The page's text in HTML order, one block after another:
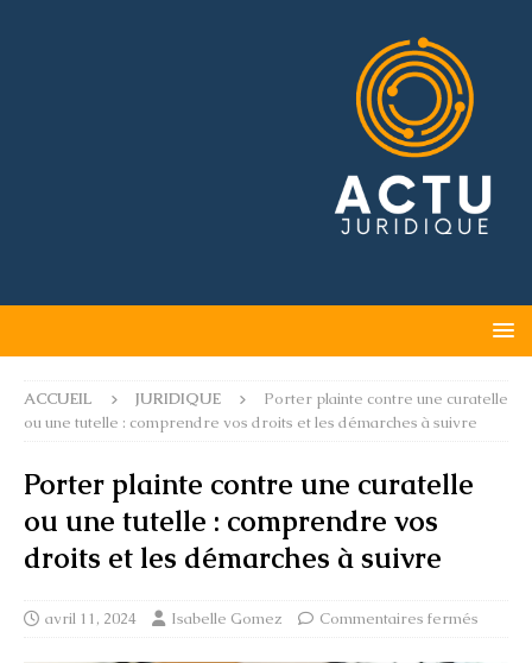
ACCUEIL JURIDIQUE
Porter plainte contre une curatelle
ou une tutelle : comprendre vos droits et les démarches à suivre
Porter plainte contre une curatelle
ou une tutelle : comprendre vos
droits et les démarches à suivre
avril 11, 2024 Isabelle Gomez Commentaires fermés